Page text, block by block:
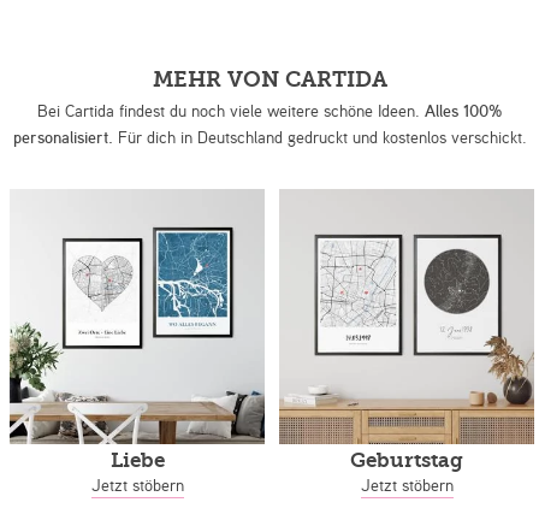
MEHR VON CARTIDA
Bei Cartida findest du noch viele weitere schöne Ideen. Alles 100%
personalisiert. Für dich in Deutschland gedruckt und kostenlos verschickt.
Liebe
Jetzt stöbern
Geburtstag
Jetzt stöbern